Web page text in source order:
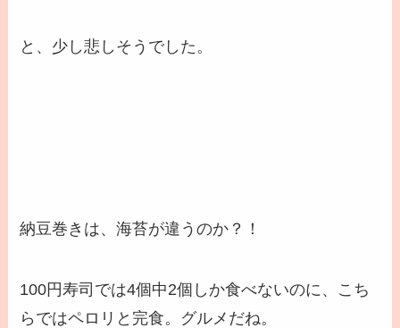
と、少し悲しそうでした。
納豆巻きは、海苔が違うのか？！
100円寿司では4個中2個しか食べないのに、こち
らではペロリと完食。グルメだね。